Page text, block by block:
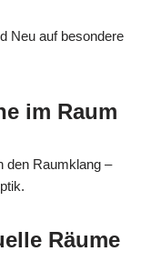
Neu auf besondere
im Raum
den Raumklang –
Räume